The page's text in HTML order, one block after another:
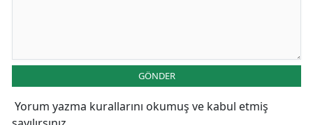
GÖNDER
Yorum yazma kurallarını okumuş ve kabul etmiş